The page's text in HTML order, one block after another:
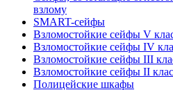
взлому
SMART-сейфы
Взломостойкие сейфы V
Взломостойкие сейфы IV
Взломостойкие сейфы III
Взломостойкие сейфы II
Полицейские шкафы